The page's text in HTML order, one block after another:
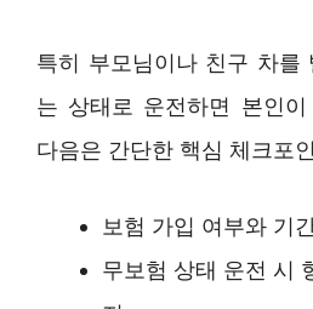
특히 부모님이나 친구 차를
는 상태로 운전하면 본인
다음은 간단한 핵심 체크포
보험 가입 여부와 기
무보험 상태 운전 시